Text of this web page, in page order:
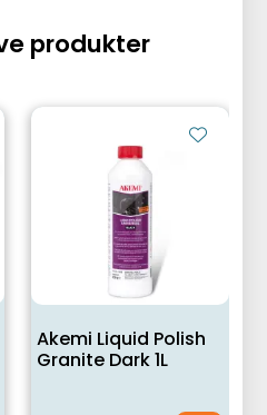
produkter
Akemi Liquid Polish
Granite Dark 1L